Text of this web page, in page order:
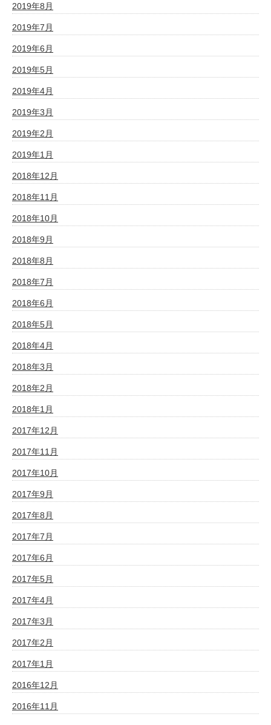
2019年8月
2019年7月
2019年6月
2019年5月
2019年4月
2019年3月
2019年2月
2019年1月
2018年12月
2018年11月
2018年10月
2018年9月
2018年8月
2018年7月
2018年6月
2018年5月
2018年4月
2018年3月
2018年2月
2018年1月
2017年12月
2017年11月
2017年10月
2017年9月
2017年8月
2017年7月
2017年6月
2017年5月
2017年4月
2017年3月
2017年2月
2017年1月
2016年12月
2016年11月